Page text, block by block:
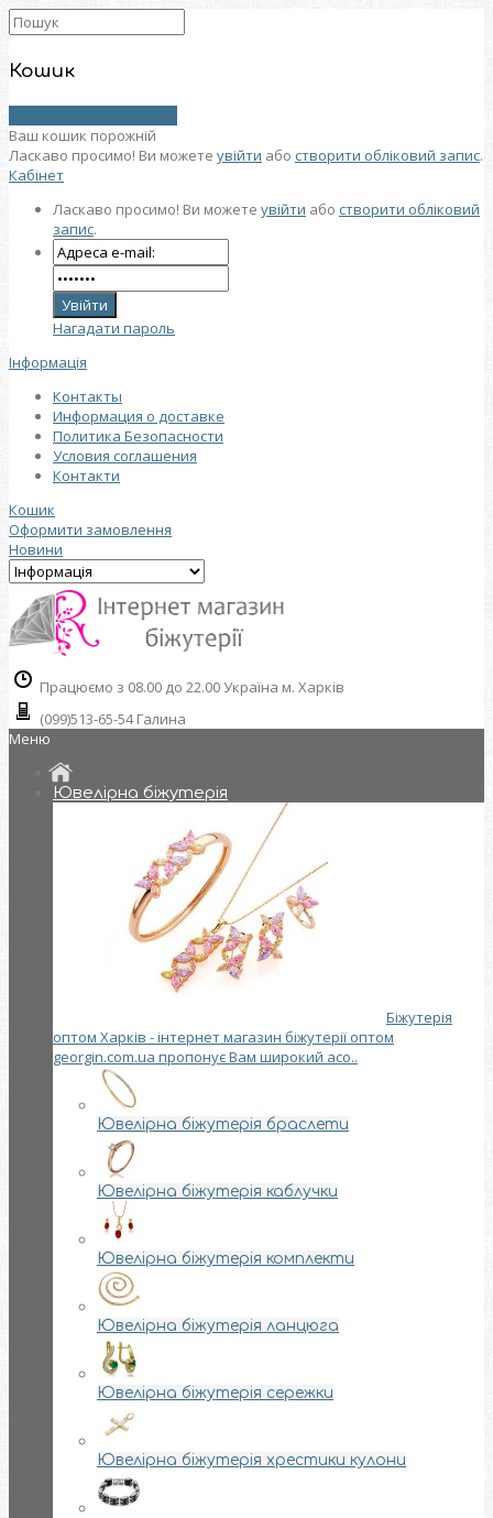
Кошик
Ваш кошик порожній
Ласкаво просимо! Ви можете увійти або створити обліковий запис.
Кабінет
Ласкаво просимо! Ви можете увійти або створити обліковий
запис.
Нагадати пароль
Інформація
Контакты
Информация о доставке
Политика Безопасности
Условия соглашения
Контакти
Кошик
Оформити замовлення
Новини
Працюємо з 08.00 до 22.00 Україна м. Харків
(099)513-65-54 Галина
Меню
Ювелірна біжутерія
Біжутерія
оптом Харків - інтернет магазин біжутерії оптом
georgin.com.ua пропонує Вам широкий асо..
Ювелірна біжутерія браслети
Ювелірна біжутерія каблучки
Ювелірна біжутерія комплекти
Ювелірна біжутерія ланцюга
Ювелірна біжутерія сережки
Ювелірна біжутерія хрестики кулони